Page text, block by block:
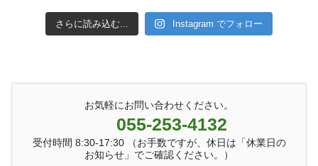
さらに読み込む... Instagram でフォロー
お気軽にお問い合わせください。
055-253-4132
受付時間 8:30-17:30 （お手数ですが、休日は「休業日の
お知らせ」でご確認ください。）